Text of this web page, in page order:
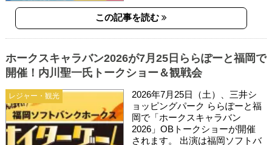
この記事を読む
レジャー・観光
ホークスキャラバン2026が7月25日ららぽーと福岡で
開催！内川聖一氏トークショー＆観戦会
2026年7月25日（土）、三井シ
ョッピングパーク ららぽーと福
岡で「ホークスキャラバン
2026」OBトークショーが開催
されます。 出演は福岡ソフトバ